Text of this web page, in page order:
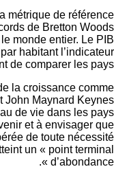
la métrique de
accords de Bretton
le monde entier.
par habitant
de comparer les
de la croissance
John Maynard
de vie dans les
à venir et à
libérée de toute
atteint un « point